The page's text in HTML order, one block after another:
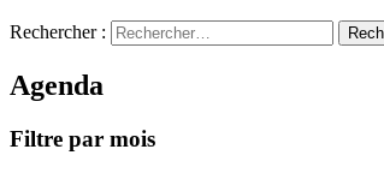
Rechercher :
Agenda
Filtre par mois